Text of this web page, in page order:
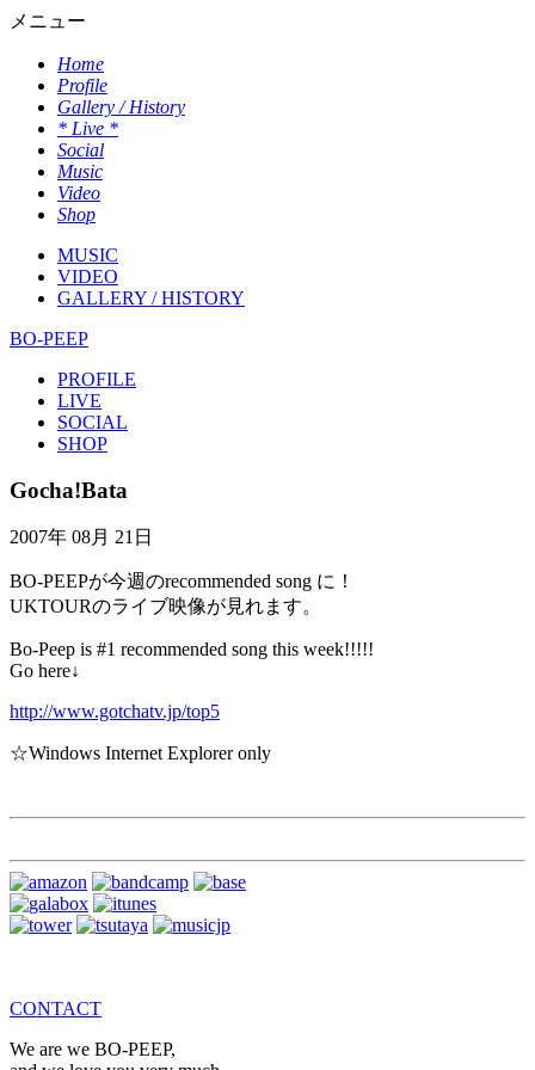
メニュー
Home
Profile
Gallery / History
* Live *
Social
Music
Video
Shop
MUSIC
VIDEO
GALLERY / HISTORY
BO-PEEP
PROFILE
LIVE
SOCIAL
SHOP
Gocha!Bata
2007年 08月 21日
BO-PEEPが今週のrecommended song に！
UKTOURのライブ映像が見れます。
Bo-Peep is #1 recommended song this week!!!!!
Go here↓
http://www.gotchatv.jp/top5
☆Windows Internet Explorer only
CONTACT
We are we BO-PEEP,